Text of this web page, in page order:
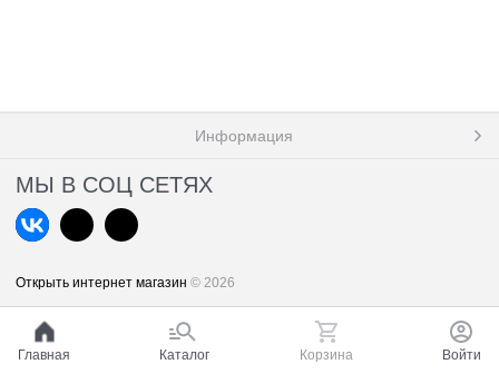
Информация
МЫ В СОЦ СЕТЯХ
Открыть интернет магазин © 2026
Главная Каталог Корзина Войти